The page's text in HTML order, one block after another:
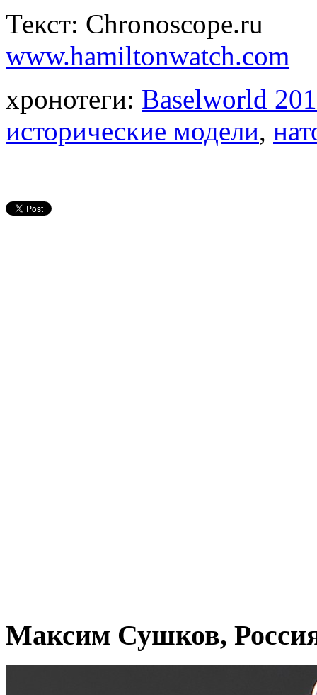
Текст: Chronoscope.ru
www.hamiltonwatch.com
хронотеги: Baselworld
исторические модели,
Максим Сушков,